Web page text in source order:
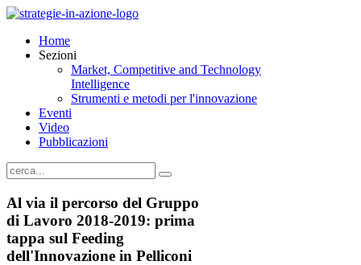
Home
Sezioni
Market, Competitive and Technology
Intelligence
Strumenti e metodi per l'innovazione
Eventi
Video
Pubblicazioni
Al via il percorso del Gruppo
di Lavoro 2018-2019: prima
tappa sul Feeding
dell'Innovazione in Pelliconi